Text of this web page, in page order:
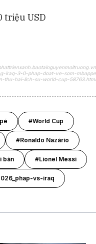
triệu USD
iraq-3-0-phap-doat-ve-som-mbappe
thu-hai-lich-su-world-cup-58763.html
#World Cup
#Ronaldo Nazário
bàn #Lionel Messi
vs-iraq